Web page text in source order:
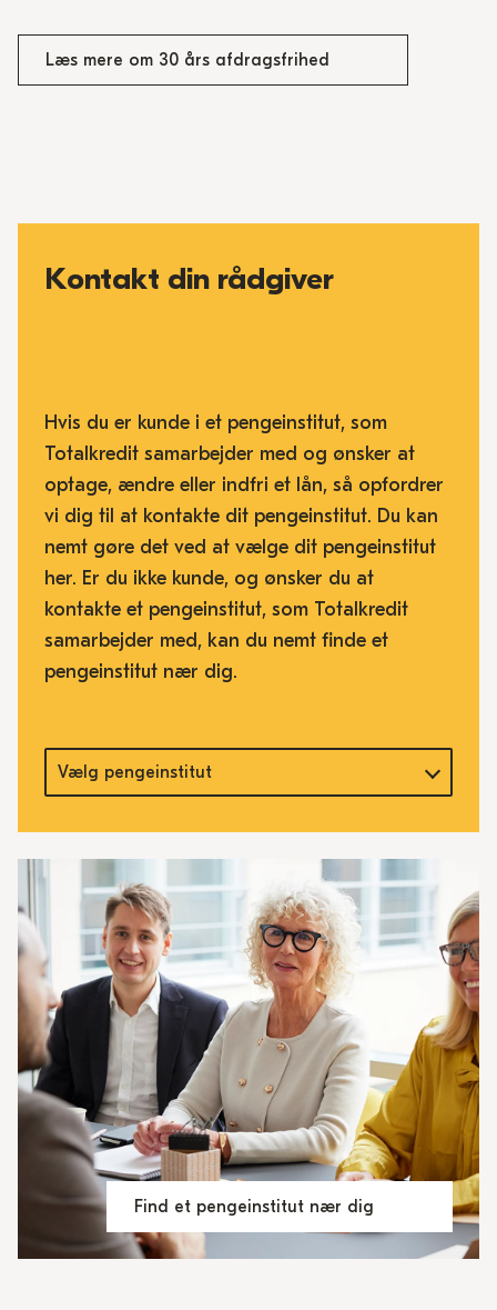
Læs mere om 30 års afdragsfrihed
Kontakt din rådgiver
Hvis du er kunde i et pengeinstitut, som
Totalkredit samarbejder med og ønsker at
optage, ændre eller indfri et lån, så opfordrer
vi dig til at kontakte dit pengeinstitut. Du kan
nemt gøre det ved at vælge dit pengeinstitut
her. Er du ikke kunde, og ønsker du at
kontakte et pengeinstitut, som Totalkredit
samarbejder med, kan du nemt finde et
pengeinstitut nær dig.
Vælg pengeinstitut
Find et pengeinstitut nær dig